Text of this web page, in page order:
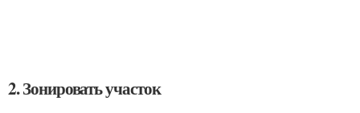
2. Зонировать участок